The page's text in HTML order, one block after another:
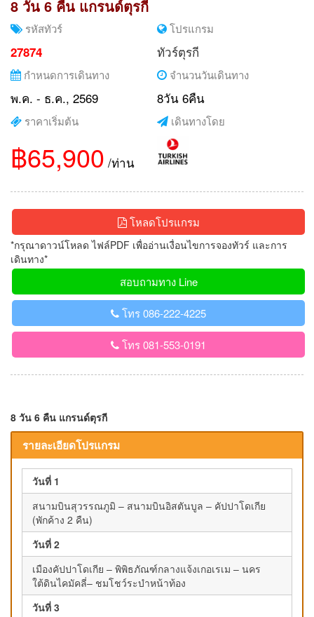
8 วัน 6 คืน แกรนด์ตุรกี
รหัสทัวร์
27874
โปรแกรม
ทัวร์ตุรกี
กำหนดการเดินทาง
พ.ค. - ธ.ค., 2569
จำนวนวันเดินทาง
8วัน 6คืน
ราคาเริ่มต้น
฿65,900 /ท่าน
เดินทางโดย
โหลดโปรแกรม
*กรุณาดาวน์โหลด ไฟล์PDF เพื่ออ่านเงื่อนไขการจองทัวร์ และการ
เดินทาง*
สอบถามทาง Line
โทร 086-222-4225
โทร 081-553-0191
8 วัน 6 คืน แกรนด์ตุรกี
รายละเอียดโปรแกรม
วันที่ 1
สนามบินสุวรรณภูมิ – สนามบินอิสตันบูล – คัปปาโดเกีย
(พักค้าง 2 คืน)
วันที่ 2
เมืองคัปปาโดเกีย – พิพิธภัณฑ์กลางแจ้งเกอเรเม – นคร
ใต้ดินไคมัคลี่– ชมโชว์ระบำหน้าท้อง
วันที่ 3